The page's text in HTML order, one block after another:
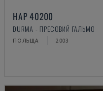
HAP 40200
DURMA - ПРЕСОВИЙ ГАЛЬМО
ПОЛЬЩА 2003